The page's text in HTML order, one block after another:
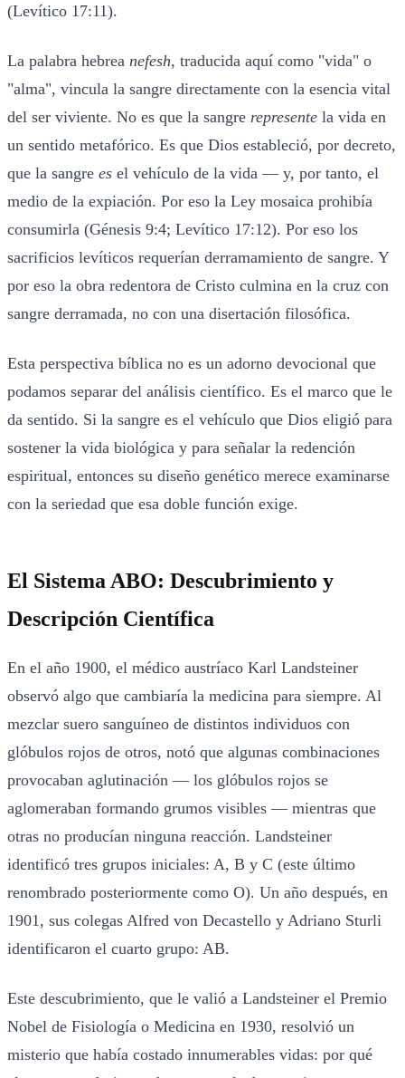
(Levítico 17:11).
La palabra hebrea nefesh, traducida aquí como "vida" o
"alma", vincula la sangre directamente con la esencia vital
del ser viviente. No es que la sangre represente la vida en
un sentido metafórico. Es que Dios estableció, por decreto,
que la sangre es el vehículo de la vida — y, por tanto, el
medio de la expiación. Por eso la Ley mosaica prohibía
consumirla (Génesis 9:4; Levítico 17:12). Por eso los
sacrificios levíticos requerían derramamiento de sangre. Y
por eso la obra redentora de Cristo culmina en la cruz con
sangre derramada, no con una disertación filosófica.
Esta perspectiva bíblica no es un adorno devocional que
podamos separar del análisis científico. Es el marco que le
da sentido. Si la sangre es el vehículo que Dios eligió para
sostener la vida biológica y para señalar la redención
espiritual, entonces su diseño genético merece examinarse
con la seriedad que esa doble función exige.
El Sistema ABO: Descubrimiento y
Descripción Científica
En el año 1900, el médico austríaco Karl Landsteiner
observó algo que cambiaría la medicina para siempre. Al
mezclar suero sanguíneo de distintos individuos con
glóbulos rojos de otros, notó que algunas combinaciones
provocaban aglutinación — los glóbulos rojos se
aglomeraban formando grumos visibles — mientras que
otras no producían ninguna reacción. Landsteiner
identificó tres grupos iniciales: A, B y C (este último
renombrado posteriormente como O). Un año después, en
1901, sus colegas Alfred von Decastello y Adriano Sturli
identificaron el cuarto grupo: AB.
Este descubrimiento, que le valió a Landsteiner el Premio
Nobel de Fisiología o Medicina en 1930, resolvió un
misterio que había costado innumerables vidas: por qué